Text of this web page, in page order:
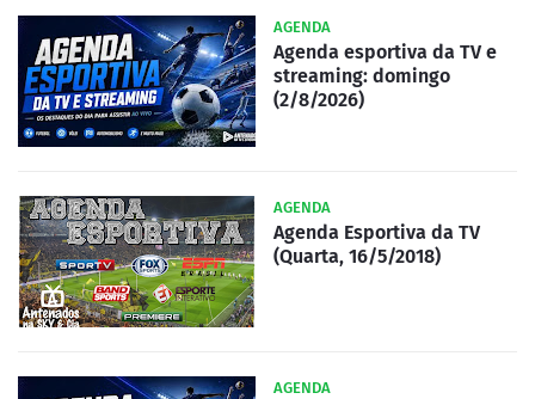
AGENDA
Agenda esportiva da TV e
streaming: domingo
(2/8/2026)
AGENDA
Agenda Esportiva da TV
(Quarta, 16/5/2018)
AGENDA